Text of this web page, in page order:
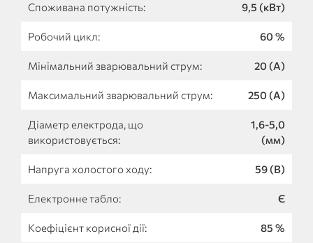
Споживана потужність: 9,5 (кВт)
Робочий цикл: 60 %
Мінімальний зварювальний струм: 20 (А)
Максимальний зварювальний струм: 250 (А)
Діаметр електрода, що
використовується:
1,6-5,0
(мм)
Напруга холостого ходу: 59 (В)
Електронне табло: Є
Коефіцієнт корисної дії: 85 %